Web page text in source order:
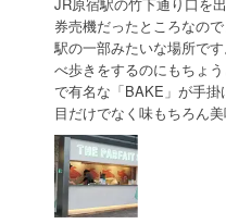
券売機だったところなの
駅の一部みたいな場所で
べ歩きをするのにもちょ
で有名な「BAKE」が手
目だけでなく味もちろん美